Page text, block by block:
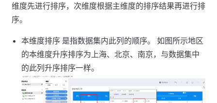
维度先进行排序，次维度根据主维度的排序结果再进行排
序。
本维度排序 是指数据集内此列的顺序。 如图所示地区
的本维度升序排序为上海、北京、南京，与数据集中
的此列升序排序一样。